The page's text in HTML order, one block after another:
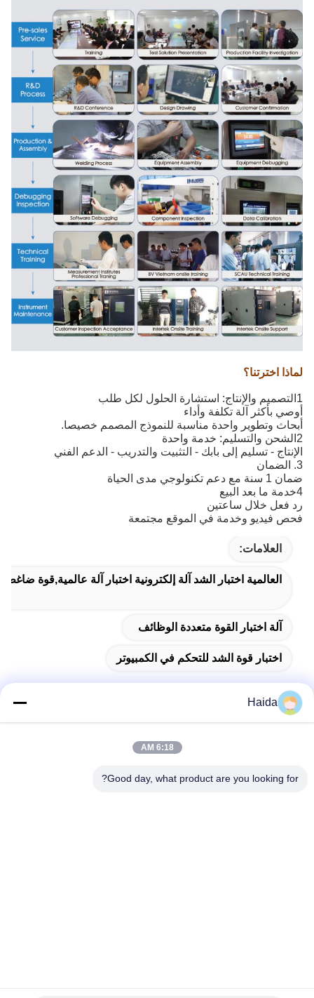
لماذا اخترتنا؟
1التصميم والإنتاج: استشارة الحلول لكل طلب
أوصي بأكثر آلة تكلفة وأداء
أبحاث وتطوير واحدة مناسبة للنموذج المصمم خصيصا.
2الشحن والتسليم: خدمة واحدة
الإنتاج - تسليم إلى بابك - التثبيت والتدريب - الدعم الفني
3. الضمان
ضمان 1 سنة مع دعم تكنولوجي مدى الحياة
4خدمة ما بعد البيع
رد فعل خلال ساعتين
فحص فيديو وخدمة في الموقع مجتمعة
العلامات:
العالمية اختبار الشد آلة إلكترونية اختبار آلة عالمية,قوة ضاغط
آلة اختبار القوة متعددة الوظائف
اختبار قوة الشد للتحكم في الكمبيوتر
العنوان
Haida
6:18 AM
Good day, what product are you looking for?